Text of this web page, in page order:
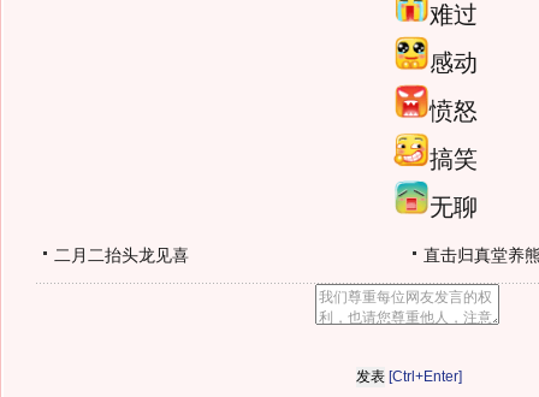
难过
感动
愤怒
搞笑
无聊
二月二抬头龙见喜 直击归真堂养
[Ctrl+Enter]